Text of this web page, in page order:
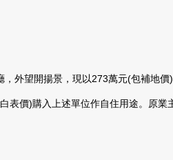
外望開揚景，現以273萬元(包補地
價)購入上述單位作自住用途。原業